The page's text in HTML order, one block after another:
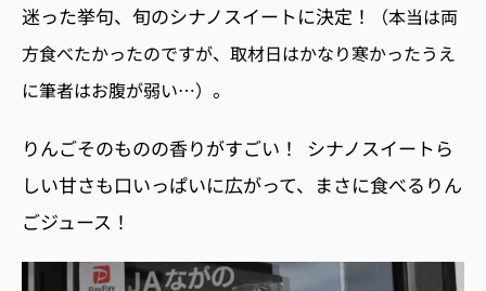
迷った挙句、旬のシナノスイートに決定！
（本当は両
方食べたかったのですが、取材日はかなり寒かったうえ
に筆者はお腹が弱い…） 。
りんごそのものの香りがすごい！ シナノスイートら
しい甘さも口いっぱいに広がって、まさに食べるりん
ごジュース！